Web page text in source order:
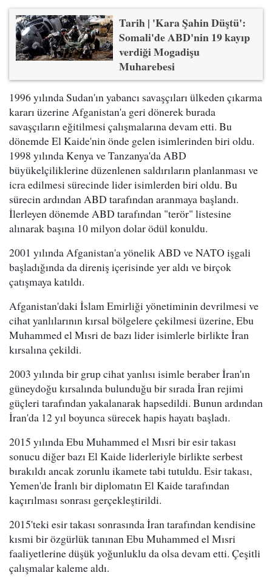
Tarih | 'Kara Şahin Düştü':
Somali'de ABD'nin 19 kayıp
verdiği Mogadişu
Muharebesi
1996 yılında Sudan'ın yabancı savaşçıları ülkeden çıkarma
kararı üzerine Afganistan'a geri dönerek burada
savaşçıların eğitilmesi çalışmalarına devam etti. Bu
dönemde El Kaide'nin önde gelen isimlerinden biri oldu.
1998 yılında Kenya ve Tanzanya'da ABD
büyükelçiliklerine düzenlenen saldırıların planlanması ve
icra edilmesi sürecinde lider isimlerden biri oldu. Bu
sürecin ardından ABD tarafından aranmaya başlandı.
İlerleyen dönemde ABD tarafından "terör" listesine
alınarak başına 10 milyon dolar ödül konuldu.
2001 yılında Afganistan'a yönelik ABD ve NATO işgali
başladığında da direniş içerisinde yer aldı ve birçok
çatışmaya katıldı.
Afganistan'daki İslam Emirliği yönetiminin devrilmesi ve
cihat yanlılarının kırsal bölgelere çekilmesi üzerine, Ebu
Muhammed el Mısri de bazı lider isimlerle birlikte İran
kırsalına çekildi.
2003 yılında bir grup cihat yanlısı isimle beraber İran'ın
güneydoğu kırsalında bulunduğu bir sırada İran rejimi
güçleri tarafından yakalanarak hapsedildi. Bunun ardından
İran'da 12 yıl boyunca sürecek hapis hayatı başladı.
2015 yılında Ebu Muhammed el Mısri bir esir takası
sonucu diğer bazı El Kaide liderleriyle birlikte serbest
bırakıldı ancak zorunlu ikamete tabi tutuldu. Esir takası,
Yemen'de İranlı bir diplomatın El Kaide tarafından
kaçırılması sonrası gerçekleştirildi.
2015'teki esir takası sonrasında İran tarafından kendisine
kısmi bir özgürlük tanınan Ebu Muhammed el Mısri
faaliyetlerine düşük yoğunluklu da olsa devam etti. Çeşitli
çalışmalar kaleme aldı.